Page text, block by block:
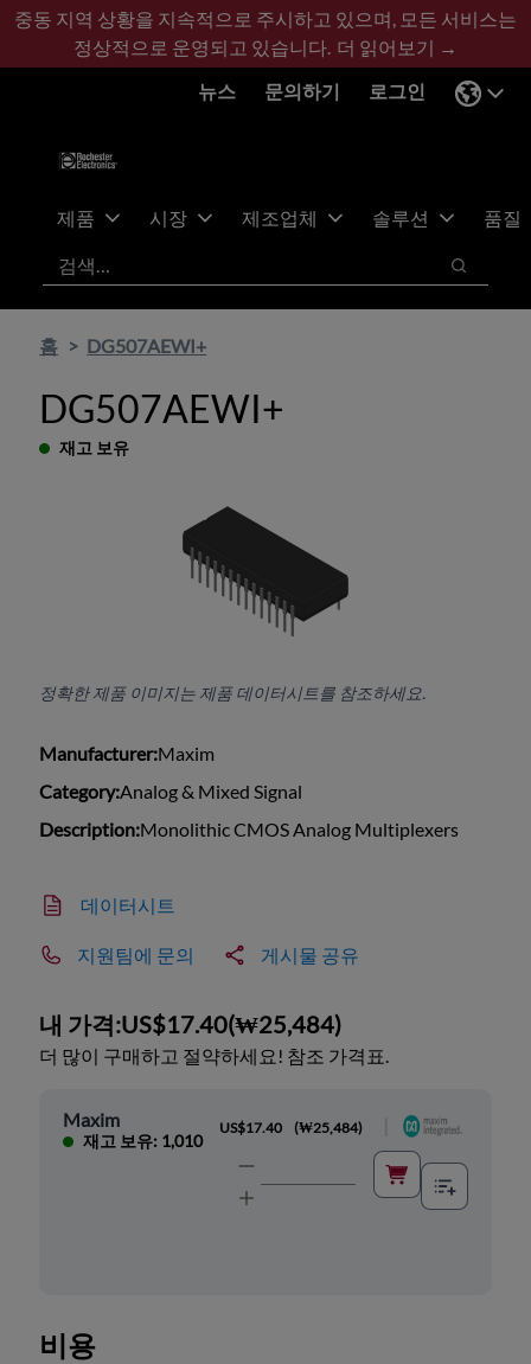
기
콘
바
글
중동 지역 상황을 지속적으로 주시하고 있으며, 모든 서비스는
정상적으로 운영되고 있습니다. 더 읽어보기 →
뉴스
문의하기 로그인
제품 시장 제조업체 솔루션
품질
검색
검색
홈 DG507AEWI+
DG507AEWI+
재고 보유
정확한 제품 이미지는 제품 데이터시트를 참조하세요.
Manufacturer:Maxim
Category:Analog & Mixed Signal
Description:Monolithic CMOS Analog Multiplexers
데이터시트
지원팀에 문의 게시물 공유
내 가격:US$17.40(₩25,484)
더 많이 구매하고 절약하세요! 참조 가격표.
Maxim
재고 보유: 1,010
US$17.40 (₩25,484)
비용